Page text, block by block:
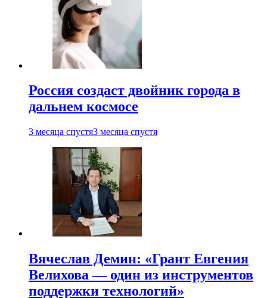
Россия создаст двойник города в
дальнем космосе
3 месяца спустя3 месяца спустя
Вячеслав Демин: «Грант Евгения
Велихова — один из инструментов
поддержки технологий»